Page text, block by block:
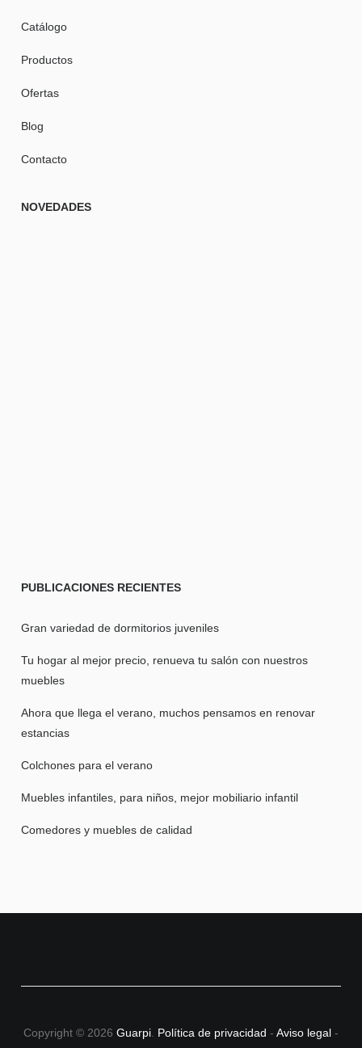
Catálogo
Productos
Ofertas
Blog
Contacto
NOVEDADES
PUBLICACIONES RECIENTES
Gran variedad de dormitorios juveniles
Tu hogar al mejor precio, renueva tu salón con nuestros
muebles
Ahora que llega el verano, muchos pensamos en renovar
estancias
Colchones para el verano
Muebles infantiles, para niños, mejor mobiliario infantil
Comedores y muebles de calidad
Copyright © 2026 Guarpi Política de privacidad - Aviso legal -